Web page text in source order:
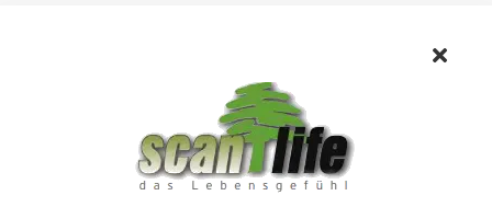
für Ihren Fernseher sind hier nur ein paar
Highlights aus unserem Sortiment. Im Esszimmer
und in der Küche mit einem
Echtholz-Esstisch
massiver Tischplatte, passenden Stühlen oder
Polstersesseln – äußerst platzsparend auch
. Zu dieser Einrichtung